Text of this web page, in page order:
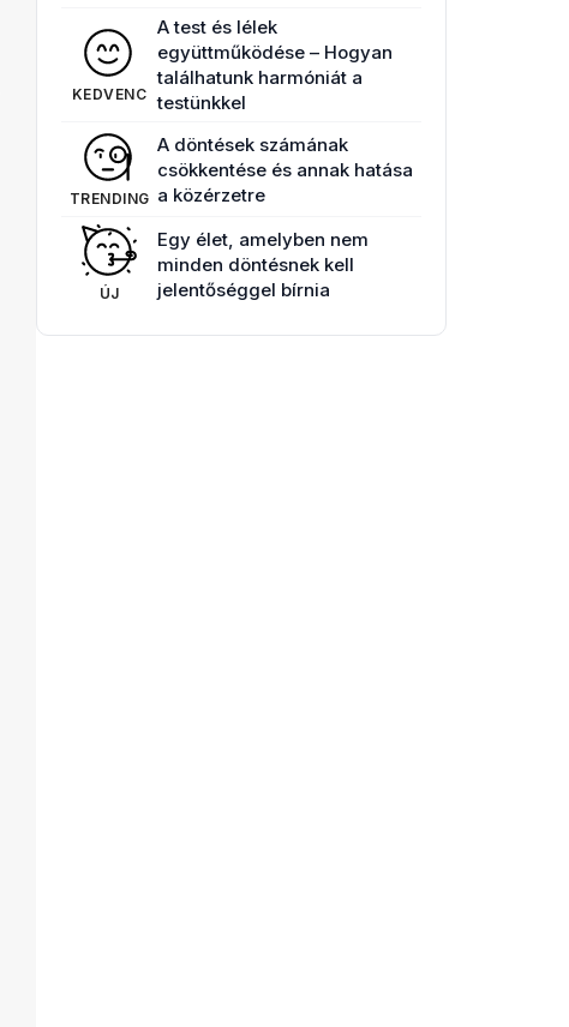
KEDVENC
A test és lélek
együttműködése – Hogyan
találhatunk harmóniát a
testünkkel
TRENDING
A döntések számának
csökkentése és annak hatása
a közérzetre
ÚJ
Egy élet, amelyben nem
minden döntésnek kell
jelentőséggel bírnia